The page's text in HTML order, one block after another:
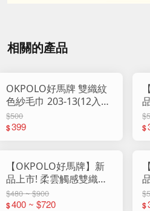
相關的產品
OKPOLO好馬牌 雙織紋
色紗毛巾 203-13(12入
組)
$500
$399 $
【OKPOLO好馬牌】新
品上市! 柔雲觸感雙織紋
純棉毛巾 818
$480 ~ $900
$400 ~ $720 $